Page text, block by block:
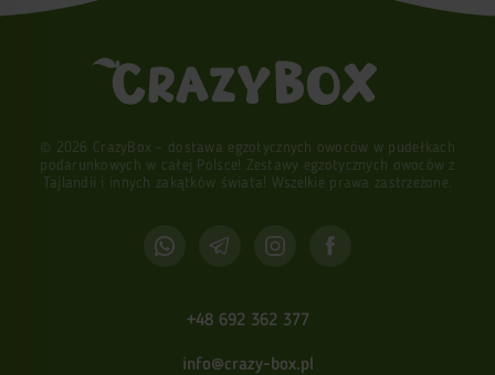
© 2026 CrazyBox - dostawa egzotycznych owoców w pudełkach
podarunkowych w całej Polsce! Zestawy egzotycznych owoców z
Tajlandii i innych zakątków świata! Wszelkie prawa zastrzeżone.
+48 692 362 377
info@crazy-box.pl